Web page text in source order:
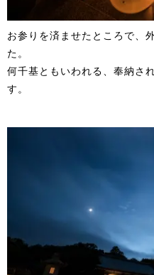
お参りを済ませたところで、
た。
何千基ともいわれる、奉納さ
す。